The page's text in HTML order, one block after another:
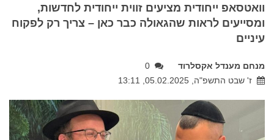
וואטסאפ ייחודית מציעים זווית ייחודית לחדשות,
ומסייעים לראות שהגאולה כבר כאן – צריך רק לפקוח
עיניים
מנחם מענדל אקסלרוד
0
ז' שבט התשפ"ה, 05.02.2025, 13:11